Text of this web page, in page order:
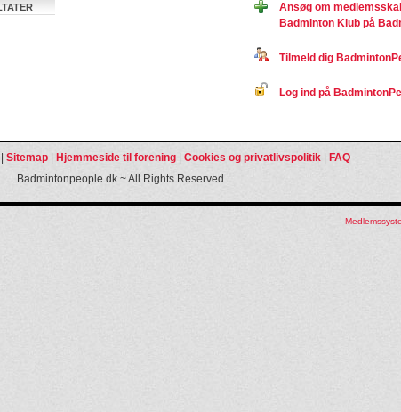
Ansøg om
Badminton Klub på
Tilmeld dig
Log ind på
Sitemap Hjemmeside til forening Cookies og privatlivspolitik
FAQ
Badmintonpeople.dk ~ All Rights Reserved
-